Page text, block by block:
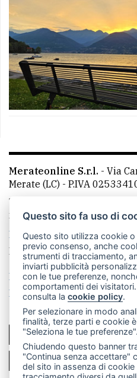
Merateonline S.r.l. - Via
Merate (LC) - P.IVA
Telefono:
mail:
La redazione
MerateOnline
Made by VIP
Privacy policy
Cookie
Rivedi le tue scelte sui
PER LA TUA
Questo sito fa uso di
Questo sito utilizza cookie
previo consenso, anche
strumenti di tracciamento,
inviarti pubblicità
con le tue preferenze,
comportamenti dei
consulta lacookie policy.
Per selezionare in modo
finalità, terze parti e cookie
"Seleziona le tue preferenze".
Chiudendo questo banner
"Continua senza accettare"
del sito in assenza di